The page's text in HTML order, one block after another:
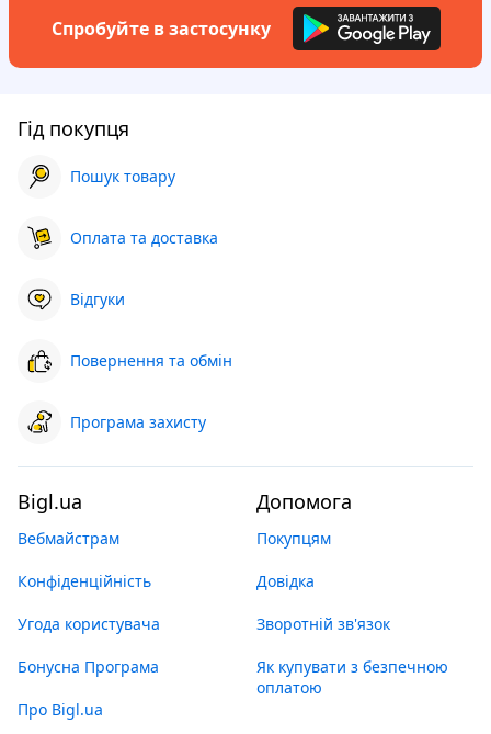
Спробуйте в застосунку
Гід покупця
Пошук товару
Оплата та доставка
Відгуки
Повернення та обмін
Програма захисту
Bigl.ua
Вебмайстрам
Конфіденційність
Угода користувача
Бонусна Програма
Про Bigl.ua
Допомога
Покупцям
Довідка
Зворотній зв'язок
Як купувати з безпечною
оплатою